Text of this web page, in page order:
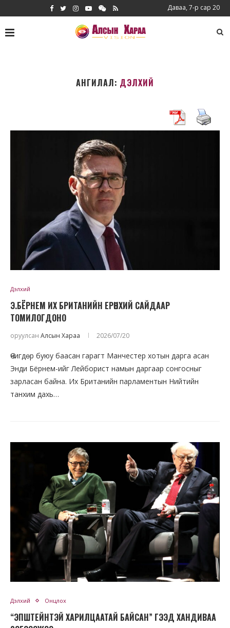
Даваа, 7-р сар 20
АНГИЛАЛ: ДЭЛХИЙ
Дэлхий
Э.БЁРНЕМ ИХ БРИТАНИЙН ЕРӨНХИЙ САЙДААР
ТОМИЛОГДОНО
оруулсан Алсын Хараа 2026/07/20
Өчигдөр буюу баасан гарагт Манчестер хотын дарга асан
Энди Бёрнем-ийг Лейборист намын даргаар сонгосныг
зарласан байна. Их Британийн парламентын Нийтийн
танхим дахь…
Дэлхий Онцлох
“ЭПШТЕЙНТЭЙ ХАРИЛЦААТАЙ БАЙСАН” ГЭЭД ХАНДИВАА